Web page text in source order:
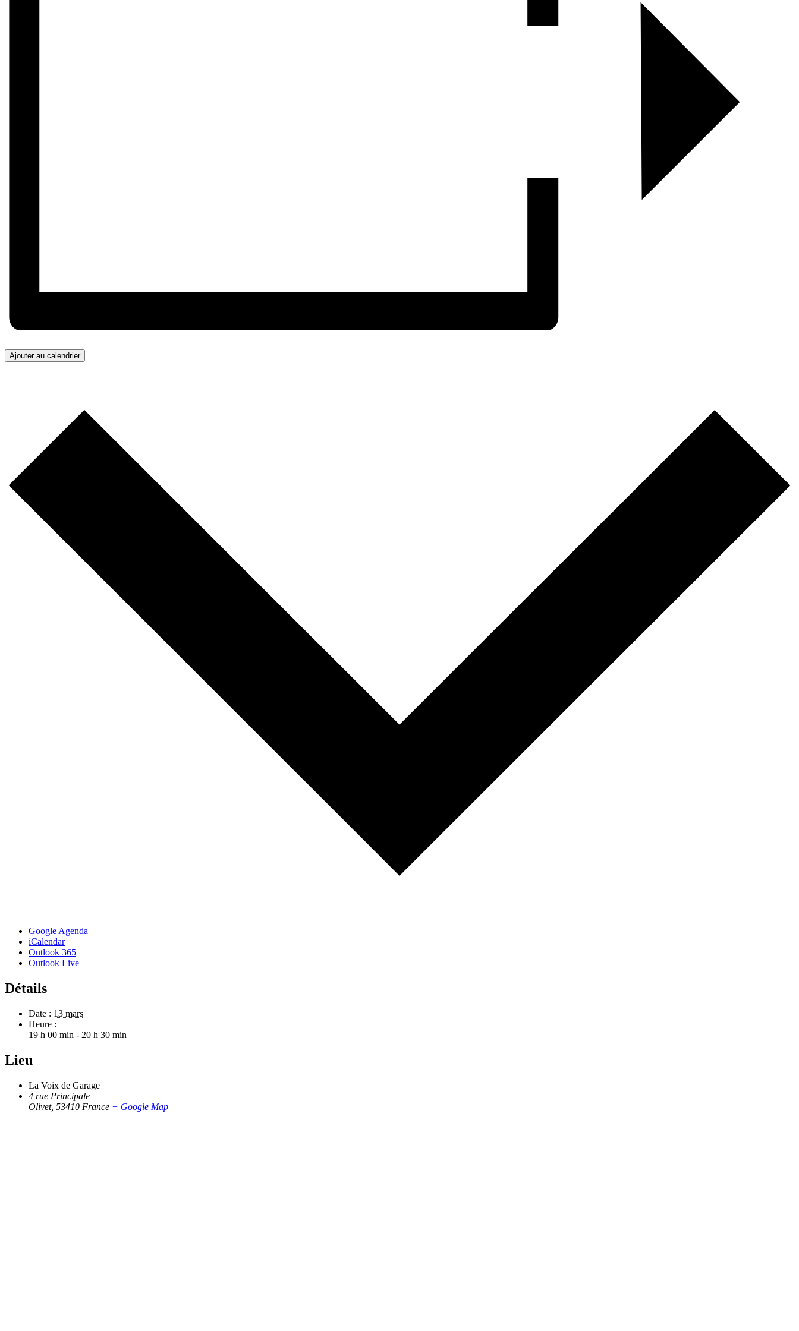
Ajouter au calendrier
Google Agenda
iCalendar
Outlook 365
Outlook Live
Détails
Date : 13 mars
Heure :
19 h 00 min - 20 h 30 min
Lieu
La Voix de Garage
4 rue Principale
Olivet, 53410 France + Google Map